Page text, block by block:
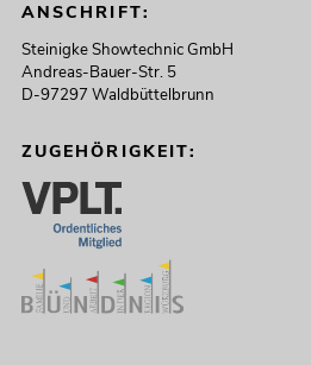
ANSCHRIFT:
Steinigke Showtechnic GmbH
Andreas-Bauer-Str. 5
D-97297 Waldbüttelbrunn
ZUGEHÖRIGKEIT: